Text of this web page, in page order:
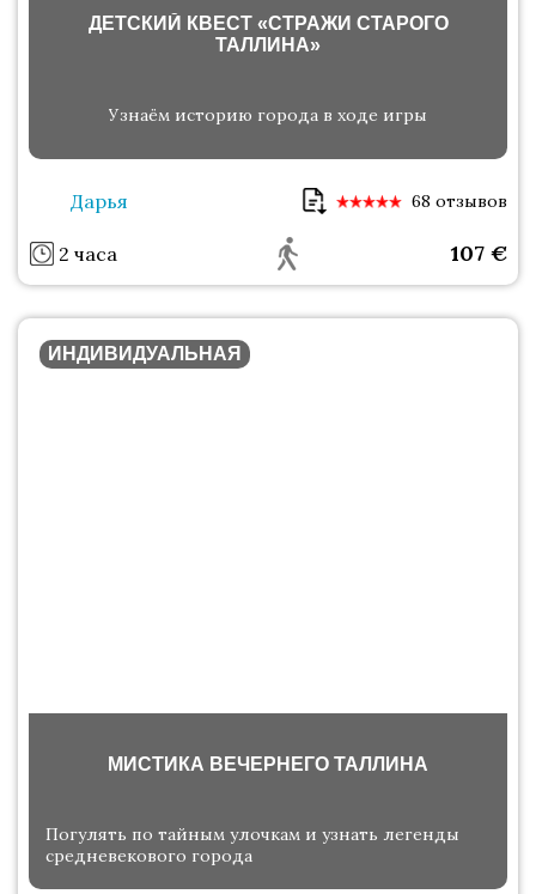
ДЕТСКИЙ КВЕСТ «СТРАЖИ СТАРОГО
ТАЛЛИНА»
Узнаём историю города в ходе игры
Дарья 68 отзывов
2 часа 107 €
ИНДИВИДУАЛЬНАЯ
МИСТИКА ВЕЧЕРНЕГО ТАЛЛИНА
Погулять по тайным улочкам и узнать легенды
средневекового города